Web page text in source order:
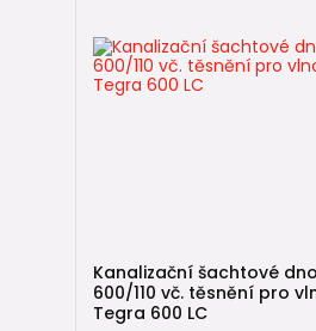
Kanalizační šachtové
600/110 vč. těsnění pro
Tegra 600 LC